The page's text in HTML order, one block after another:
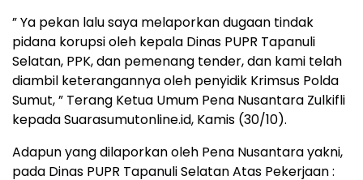
” Ya pekan lalu saya melaporkan dugaan tindak
pidana korupsi oleh kepala Dinas PUPR Tapanuli
Selatan, PPK, dan pemenang tender, dan kami telah
diambil keterangannya oleh penyidik Krimsus Polda
Sumut, ” Terang Ketua Umum Pena Nusantara Zulkifli
kepada Suarasumutonline.id, Kamis (30/10).
Adapun yang dilaporkan oleh Pena Nusantara yakni,
pada Dinas PUPR Tapanuli Selatan Atas Pekerjaan :